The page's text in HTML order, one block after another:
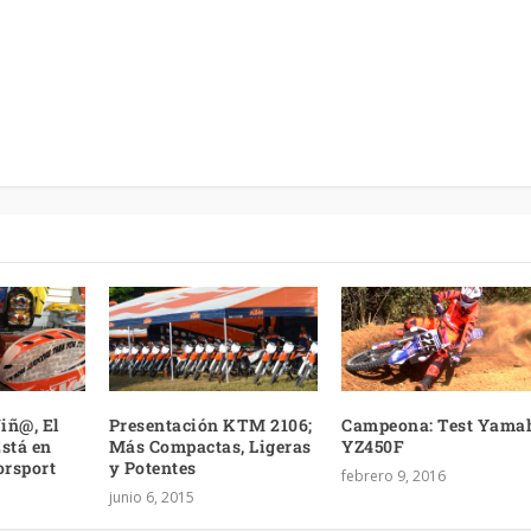
El
en
Presentación KTM 2106;
Más Compactas, Ligeras
y Potentes
junio 6, 2015
Campeona: Test
YZ450F
febrero 9, 2016